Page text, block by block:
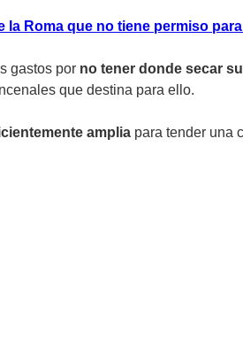
Roma que no tiene permiso para
gastos por no tener donde secar
que destina para ello.
amplia para tender una